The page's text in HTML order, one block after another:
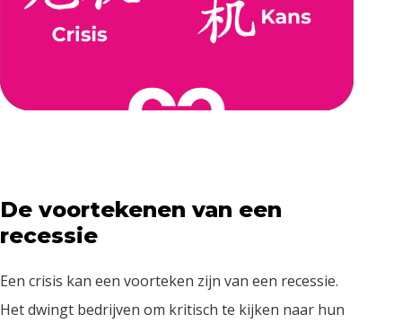
De voortekenen van een
recessie
Een crisis kan een voorteken zijn van een recessie.
Het dwingt bedrijven om kritisch te kijken naar hun